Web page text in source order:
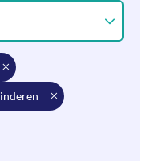
kinderen